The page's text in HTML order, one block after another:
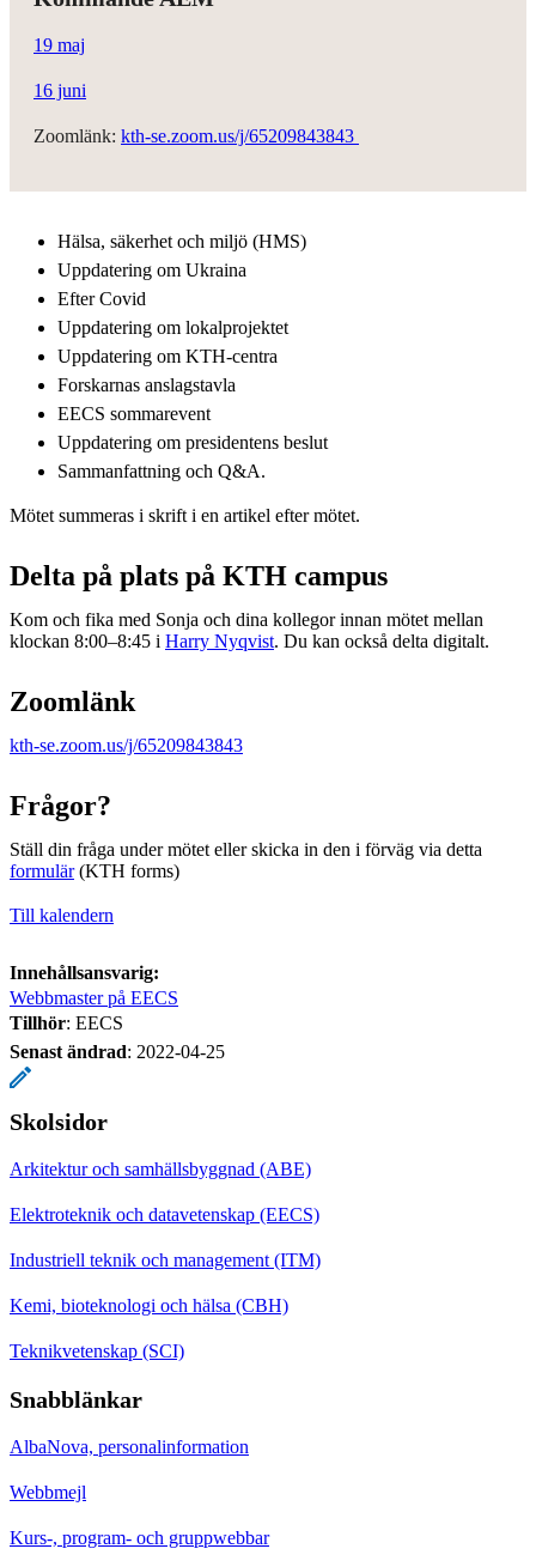
19 maj
16 juni
Zoomlänk: kth-se.zoom.us/j/65209843843
Hälsa, säkerhet och miljö (HMS)
Uppdatering om Ukraina
Efter Covid
Uppdatering om lokalprojektet
Uppdatering om KTH-centra
Forskarnas anslagstavla
EECS sommarevent
Uppdatering om presidentens beslut
Sammanfattning och Q&A.
Mötet summeras i skrift i en artikel efter mötet.
Delta på plats på KTH campus
Kom och fika med Sonja och dina kollegor innan mötet mellan
klockan 8:00–8:45 i Harry Nyqvist. Du kan också delta digitalt.
Zoomlänk
kth-se.zoom.us/j/65209843843
Frågor?
Ställ din fråga under mötet eller skicka in den i förväg via detta
formulär(KTH forms)
Till kalendern
Innehållsansvarig:
Webbmaster på EECS
Tillhör: EECS
Senast ändrad: 2022-04-25
Skolsidor
Arkitektur och samhällsbyggnad (ABE)
Elektroteknik och datavetenskap (EECS)
Industriell teknik och management (ITM)
Kemi, bioteknologi och hälsa (CBH)
Teknikvetenskap (SCI)
Snabblänkar
AlbaNova, personalinformation
Webbmejl
Kurs-, program- och gruppwebbar